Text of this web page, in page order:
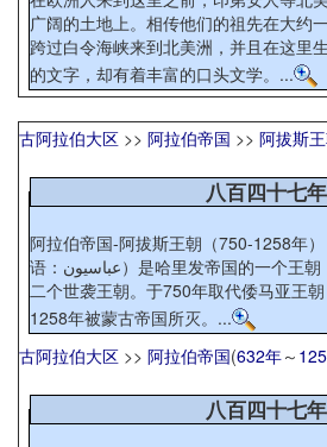
广阔的土地上。相传他们的祖先在大约
跨过白令海峡来到北美洲，并且在这里
的文字，却有着丰富的口头文学。...
古阿拉伯大区 >> 阿拉伯帝国 >> 阿拔斯
八百四十七年
阿拉伯帝国-阿拔斯王朝（750-1258年
语：عباسيون）是哈里发帝国的一个王朝，也是阿拉伯帝国的第
二个世袭王朝。于750年取代倭马亚王
1258年被蒙古帝国所灭。...
古阿拉伯大区 >> 阿拉伯帝国(632年～
八百四十七年